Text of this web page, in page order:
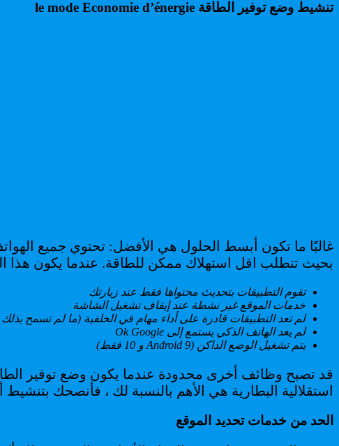
تنشيط وضع توفير الطاقة le mode Economie d’énergie
بحيث تتطلب اقل استهلاك ممكن للطاقة. عندما يكون هذا
تقوم التطبيقات بتحديث محتواها فقط عند زيارتك
خدمات الموقع غير نشطة عند إيقاف تشغيل الشاشة
لم تعد التطبيقات قادرة على أداء مهام في الخلفية (ما لم تسمح
لم يعد الهاتف الذكي يستمع إلى Ok Google
يتم تشغيل الوضع الداكن (Android 9 و 10 فقط)
قد تصبح وظائف أخرى محدودة عندما يكون وضع توفير
استقلالية البطارية هي الأهم بالنسبة لك ، فأنصحك
الحد من خدمات تحديد الموقع